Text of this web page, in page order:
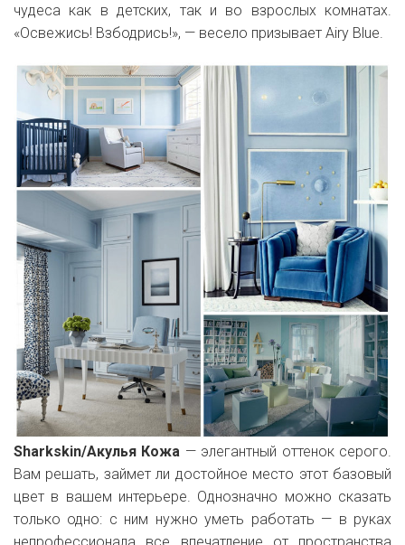
чудеса как в детских, так и во взрослых комнатах.
«Освежись! Взбодрись!», — весело призывает Airy Blue.
Sharkskin/Акулья Кожа — элегантный оттенок серого.
Вам решать, займет ли достойное место этот базовый
цвет в вашем интерьере. Однозначно можно сказать
только одно: с ним нужно уметь работать — в руках